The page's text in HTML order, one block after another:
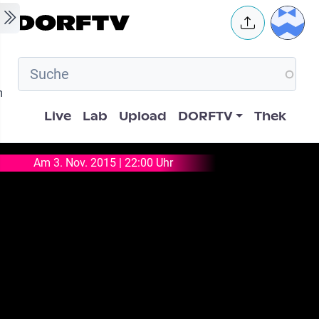
Skip to main content User
Hauptnavigation
Live Lab Upload DORFTV Thek
Am 3. Nov. 2015 | 22:00 Uhr